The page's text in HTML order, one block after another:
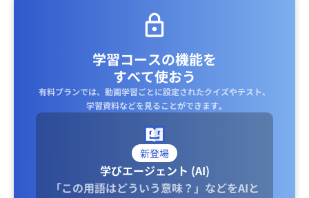
学習コースの機能を
すべて使おう
有料プランでは、動画学習ごとに設定されたクイズやテスト、
学習資料などを見ることができます｡
新登場
学びエージェント (AI)
「この用語はどういう意味？」などをAIと